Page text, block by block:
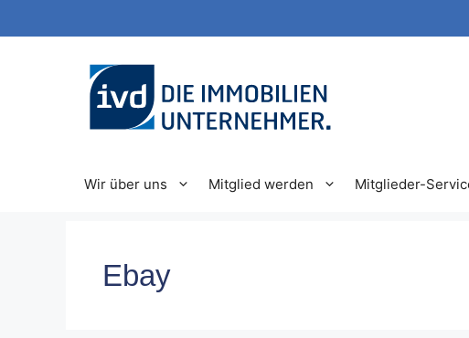
Inhalt
Wir über uns Mitglied werden Mitglieder-
Ebay